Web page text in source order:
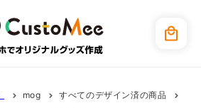
ー
mog
すべてのデザイン済の商品